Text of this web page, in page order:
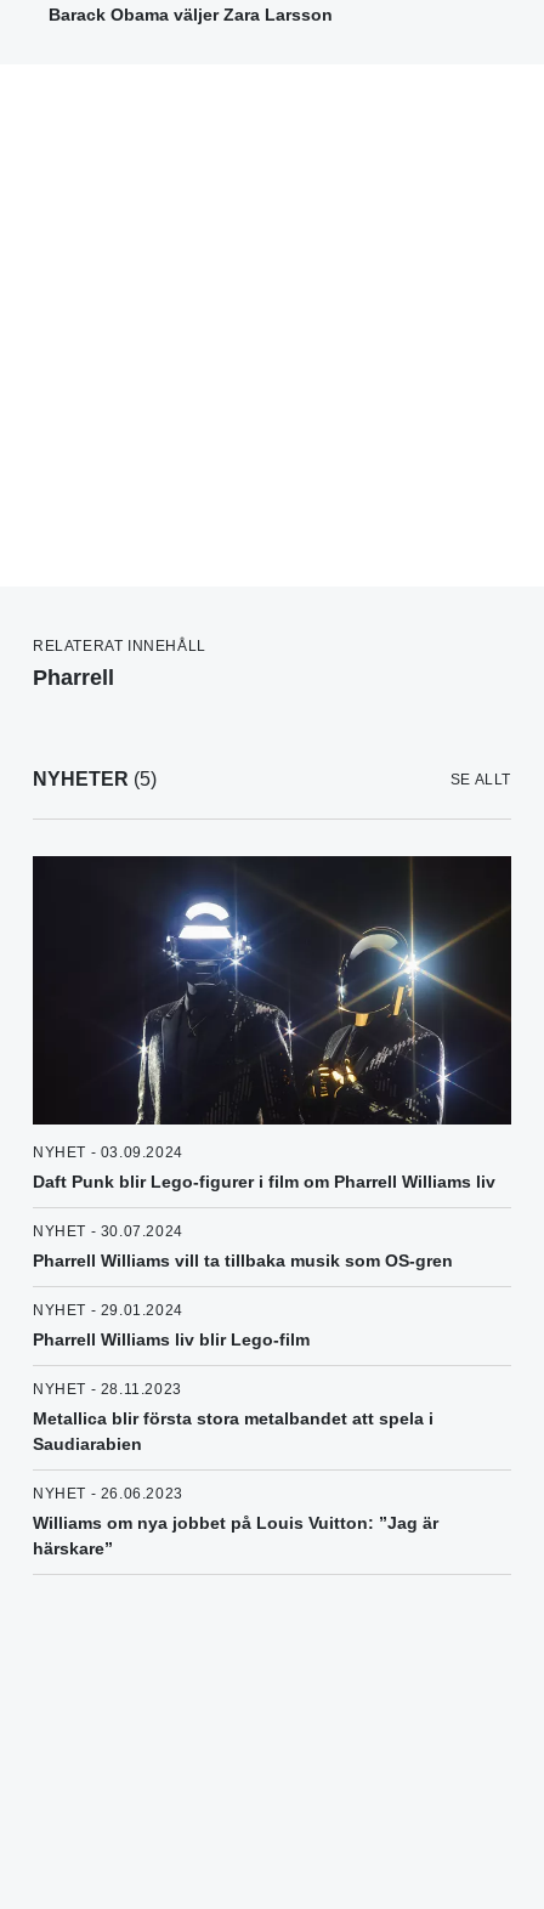
Barack Obama väljer Zara Larsson
RELATERAT INNEHÅLL
Pharrell
NYHETER (5) SE ALLT
NYHET - 03.09.2024
Daft Punk blir Lego-figurer i film om Pharrell Williams liv
NYHET - 30.07.2024
Pharrell Williams vill ta tillbaka musik som OS-gren
NYHET - 29.01.2024
Pharrell Williams liv blir Lego-film
NYHET - 28.11.2023
Metallica blir första stora metalbandet att spela i
Saudiarabien
NYHET - 26.06.2023
Williams om nya jobbet på Louis Vuitton: ”Jag är
härskare”